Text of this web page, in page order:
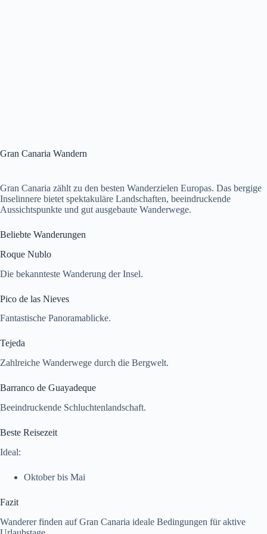
Gran Canaria Wandern
Gran Canaria zählt zu den besten Wanderzielen Europas. Das bergige
Inselinnere bietet spektakuläre Landschaften, beeindruckende
Aussichtspunkte und gut ausgebaute Wanderwege.
Beliebte Wanderungen
Roque Nublo
Die bekannteste Wanderung der Insel.
Pico de las Nieves
Fantastische Panoramablicke.
Tejeda
Zahlreiche Wanderwege durch die Bergwelt.
Barranco de Guayadeque
Beeindruckende Schluchtenlandschaft.
Beste Reisezeit
Ideal:
Oktober bis Mai
Fazit
Wanderer finden auf Gran Canaria ideale Bedingungen für aktive